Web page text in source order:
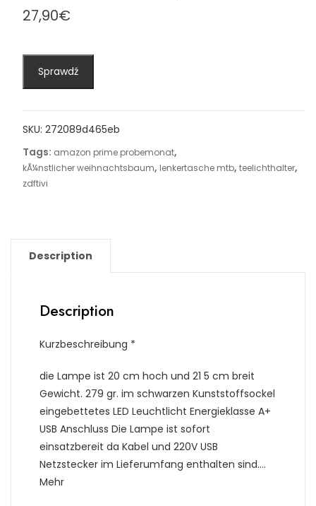
27,90€
Sprawdź
SKU: 272089d465eb
Tags: amazon prime probemonat,
kÃ¼nstlicher weihnachtsbaum, lenkertasche mtb, teelichthalter,
zdftivi
Description
Description
Kurzbeschreibung *
die Lampe ist 20 cm hoch und 21 5 cm breit
Gewicht. 279 gr. im schwarzen Kunststoffsockel
eingebettetes LED Leuchtlicht Energieklasse A+
USB Anschluss Die Lampe ist sofort
einsatzbereit da Kabel und 220V USB
Netzstecker im Lieferumfang enthalten sind….
Mehr